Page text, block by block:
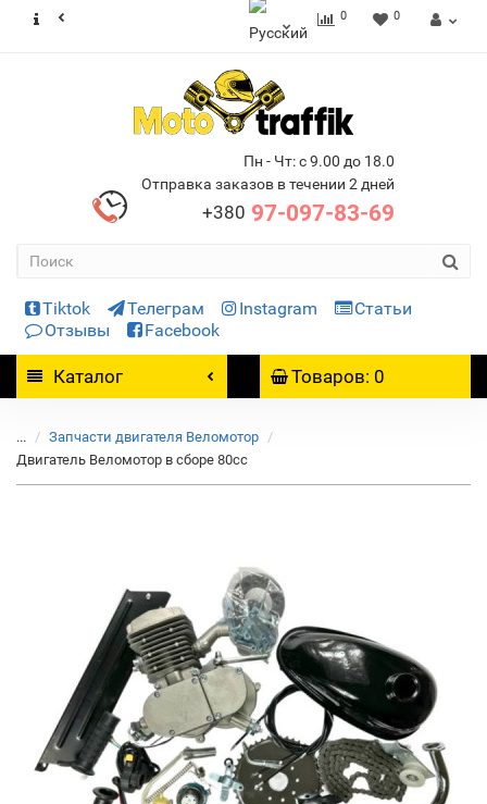
0 0
Пн - Чт: с 9.00 до 18.0
Отправка заказов в течении 2 дней
+380 97-097-83-69
Tiktok Телеграм Instagram
Статьи
Отзывы
Facebook
Каталог Товаров: 0
...
Запчасти двигателя Веломотор
Двигатель Веломотор в сборе 80сс